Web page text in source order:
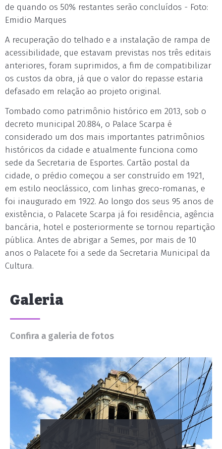
de quando os 50% restantes serão concluídos - Foto:
Emidio Marques
A recuperação do telhado e a instalação de rampa de
acessibilidade, que estavam previstas nos três editais
anteriores, foram suprimidos, a fim de compatibilizar
os custos da obra, já que o valor do repasse estaria
defasado em relação ao projeto original.
Tombado como patrimônio histórico em 2013, sob o
decreto municipal 20.884, o Palace Scarpa é
considerado um dos mais importantes patrimônios
históricos da cidade e atualmente funciona como
sede da Secretaria de Esportes. Cartão postal da
cidade, o prédio começou a ser construído em 1921,
em estilo neoclássico, com linhas greco-romanas, e
foi inaugurado em 1922. Ao longo dos seus 95 anos de
existência, o Palacete Scarpa já foi residência, agência
bancária, hotel e posteriormente se tornou repartição
pública. Antes de abrigar a Semes, por mais de 10
anos o Palacete foi a sede da Secretaria Municipal da
Cultura.
Galeria
Confira a galeria de fotos